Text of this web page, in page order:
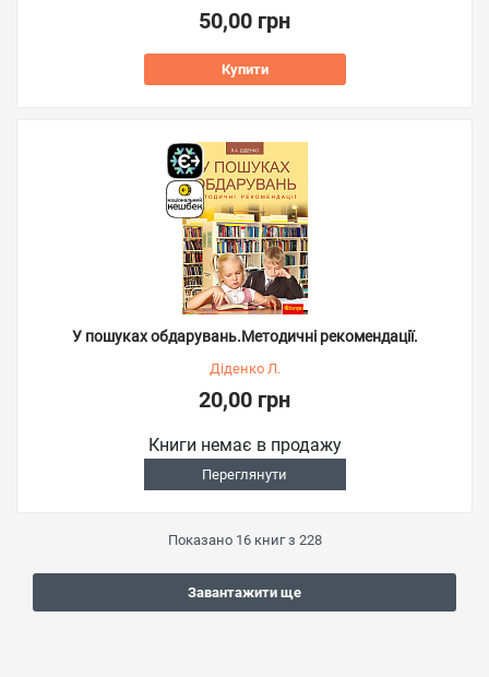
50,00 грн
Купити
У пошуках обдарувань.Методичні рекомендації.
Діденко Л.
20,00 грн
Книги немає в продажу
Переглянути
Показано 16книг з 228
Завантажити ще